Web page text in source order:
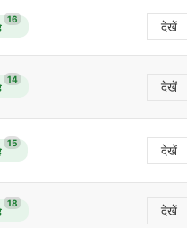
16 देखें
14 देखें
15 देखें
18 देखें